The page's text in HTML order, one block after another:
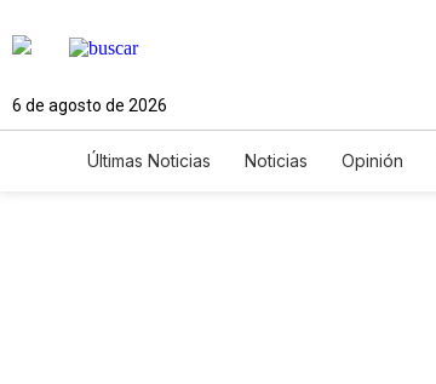
6 de agosto de 2026
Últimas Noticias Noticias Opinión